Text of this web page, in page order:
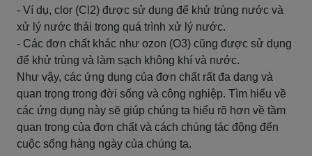
- Ví dụ, clor (Cl2) được sử dụng để khử trùng nước và
xử lý nước thải trong quá trình xử lý nước.
- Các đơn chất khác như ozon (O3) cũng được sử dụng
để khử trùng và làm sạch không khí và nước.
Như vậy, các ứng dụng của đơn chất rất đa dạng và
quan trọng trong đời sống và công nghiệp. Tìm hiểu về
các ứng dụng này sẽ giúp chúng ta hiểu rõ hơn về tầm
quan trọng của đơn chất và cách chúng tác động đến
cuộc sống hàng ngày của chúng ta.